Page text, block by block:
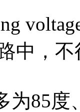
中，
为85度